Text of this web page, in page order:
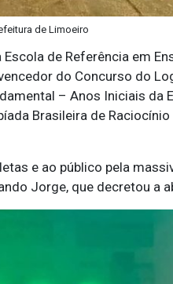
de Limoeiro
de Referência em
do Concurso do
– Anos Iniciais da
Brasileira de Raciocínio
e ao público pela
Jorge, que decretou a